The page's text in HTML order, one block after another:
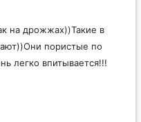
на дрожжах))Такие в
пористые по
легко впитывается!!!